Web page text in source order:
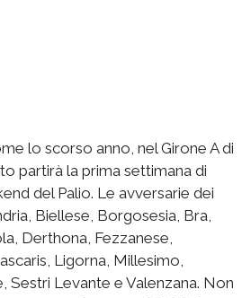
lo scorso anno, nel Girone A di
partirà la prima settimana di
del Palio. Le avversarie dei
Biellese, Borgosesia, Bra,
Derthona, Fezzanese,
Ligorna, Millesimo,
Sestri Levante e Valenzana. Non